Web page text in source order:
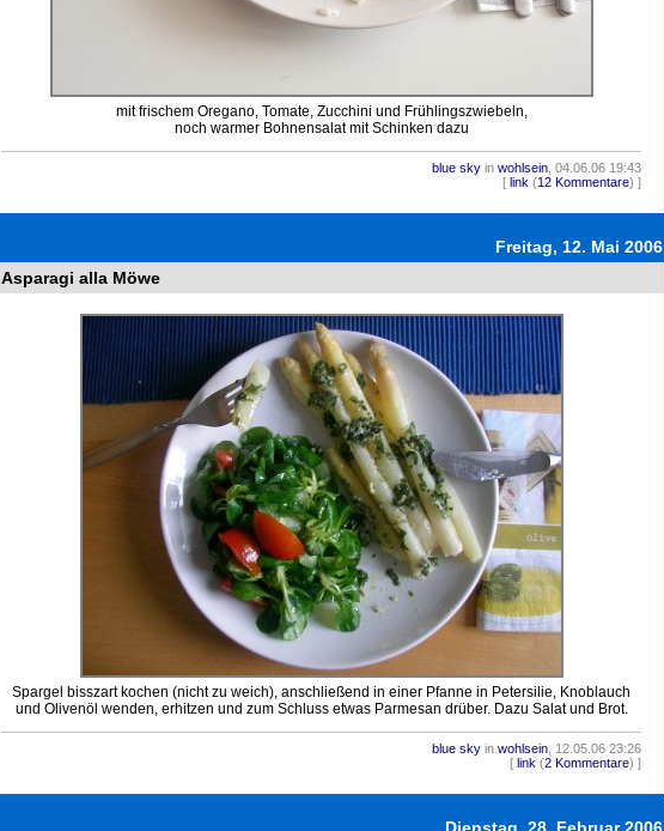
mit frischem Oregano, Tomate, Zucchini und Frühlingszwiebeln,
noch warmer Bohnensalat mit Schinken dazu
blue sky in wohlsein , 04.06.06 19:43
[ link (12 Kommentare) ]
Freitag, 12. Mai 2006
Asparagi alla Möwe
Spargel bisszart kochen (nicht zu weich), anschließend in einer Pfanne in Petersilie, Knoblauch
und Olivenöl wenden, erhitzen und zum Schluss etwas Parmesan drüber. Dazu Salat und Brot.
blue sky in wohlsein , 12.05.06 23:26
[ link (2 Kommentare) ]